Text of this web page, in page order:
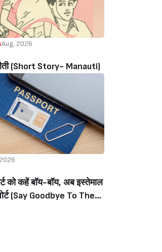
Aug, 2026
(Short Story- Manauti)
को कहें बॉय-बॉय, अब इस्तेमाल
(Say Goodbye To The